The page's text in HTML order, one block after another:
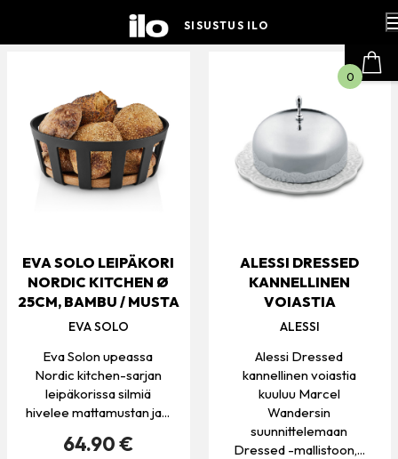
SISUSTUS ILO
EVA SOLO LEIPÄKORI
NORDIC KITCHEN Ø
25CM, BAMBU / MUSTA
EVA SOLO
Eva Solon upeassa
Nordic kitchen-sarjan
leipäkorissa silmiä
hivelee mattamustan ja...
64.90 €
ALESSI DRESSED
KANNELLINEN
VOIASTIA
ALESSI
Alessi Dressed
kannellinen voiastia
kuuluu Marcel
Wandersin
suunnittelemaan
Dressed -mallistoon,...
0